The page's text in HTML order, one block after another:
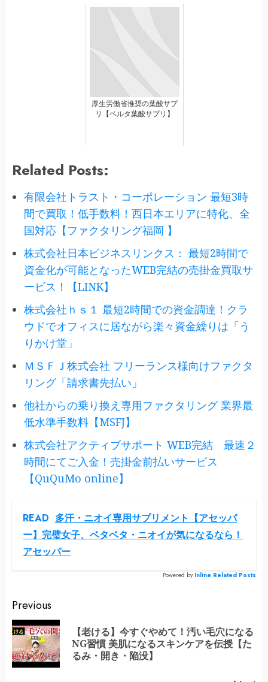
厚生労働省推奨の葉酸サプ
リ【ベルタ葉酸サプリ】
Related Posts:
有限会社トラスト・コーポレーション 最短3時
間で買取！低手数料！西日本エリアに特化、全
国対応【ファクタリング福岡 】
株式会社日本ビジネスリンクス： 最短2時間で
資金化が可能となったWEB完結の売掛金買取サ
ービス！【LINK】
株式会社ｈｓ１ 最短2時間での資金調達！クラ
ウドでオフィスに居ながら楽々資金繰りは「う
りかけ堂」
ＭＳＦＪ株式会社 フリーランス様向けファクタ
リング「請求書先払い」
他社からの乗り換え専用ファクタリング 業界最
低水準手数料【MSFJ】
株式会社アクティブサポート WEB完結 最速２
時間にてご入金！売掛金前払いサービス
【QuQuMo online】
READ 多汗・ニオイ専用サプリメント【アセッパ
ー】完璧女子、ベタベタ・ニオイが気になるなら！
アセッパー
Powered by Inline Related Posts
Continue
Reading
Previous
【老ける】今すぐやめて！汚い毛穴になる
NG習慣 美肌になるスキンケアを伝授【た
るみ・開き・陥没】